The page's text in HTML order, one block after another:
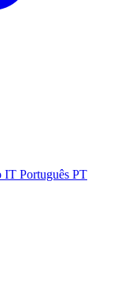
IT Português PT